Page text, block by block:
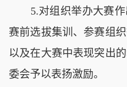
5.对组织举办大赛作
赛前选拔集训、参赛组
以及在大赛中表现突出
委会予以表扬激励。